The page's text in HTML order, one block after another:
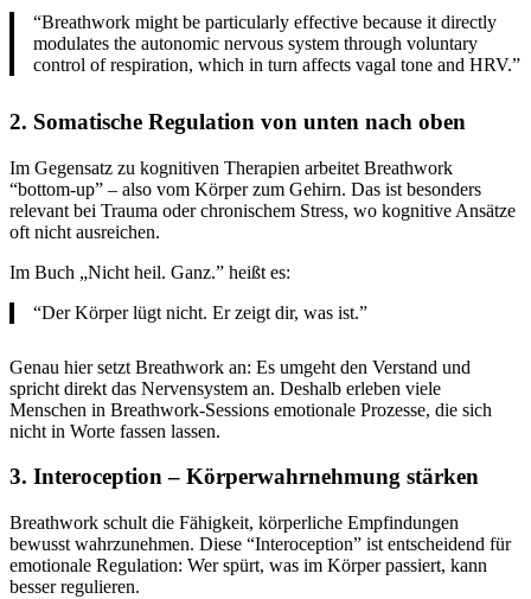
“Breathwork might be particularly effective because it directly
modulates the autonomic nervous system through voluntary
control of respiration, which in turn affects vagal tone and HRV.”
2. Somatische Regulation von unten nach oben
Im Gegensatz zu kognitiven Therapien arbeitet Breathwork
“bottom-up” – also vom Körper zum Gehirn. Das ist besonders
relevant bei Trauma oder chronischem Stress, wo kognitive Ansätze
oft nicht ausreichen.
Im Buch „Nicht heil. Ganz.” heißt es:
“Der Körper lügt nicht. Er zeigt dir, was ist.”
Genau hier setzt Breathwork an: Es umgeht den Verstand und
spricht direkt das Nervensystem an. Deshalb erleben viele
Menschen in Breathwork-Sessions emotionale Prozesse, die sich
nicht in Worte fassen lassen.
3. Interoception – Körperwahrnehmung stärken
Breathwork schult die Fähigkeit, körperliche Empfindungen
bewusst wahrzunehmen. Diese “Interoception” ist entscheidend für
emotionale Regulation: Wer spürt, was im Körper passiert, kann
besser regulieren.